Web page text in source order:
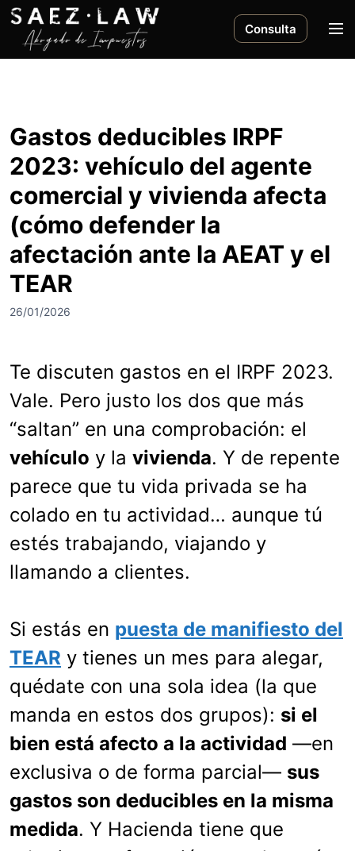
Consulta
M
Gastos deducibles IRPF
2023: vehículo del agente
comercial y vivienda afecta
(cómo defender la
afectación ante la AEAT y el
TEAR
26/01/2026
Te discuten gastos en el IRPF 2023.
Vale. Pero justo los dos que más
“saltan” en una comprobación: el
vehículo y la vivienda. Y de repente
parece que tu vida privada se ha
colado en tu actividad… aunque tú
estés trabajando, viajando y
llamando a clientes.
Si estás en puesta de manifiesto del
TEAR y tienes un mes para alegar,
quédate con una sola idea (la que
manda en estos dos grupos): si el
bien está afecto a la actividad —en
exclusiva o de forma parcial— sus
gastos son deducibles en la misma
medida. Y Hacienda tiene que